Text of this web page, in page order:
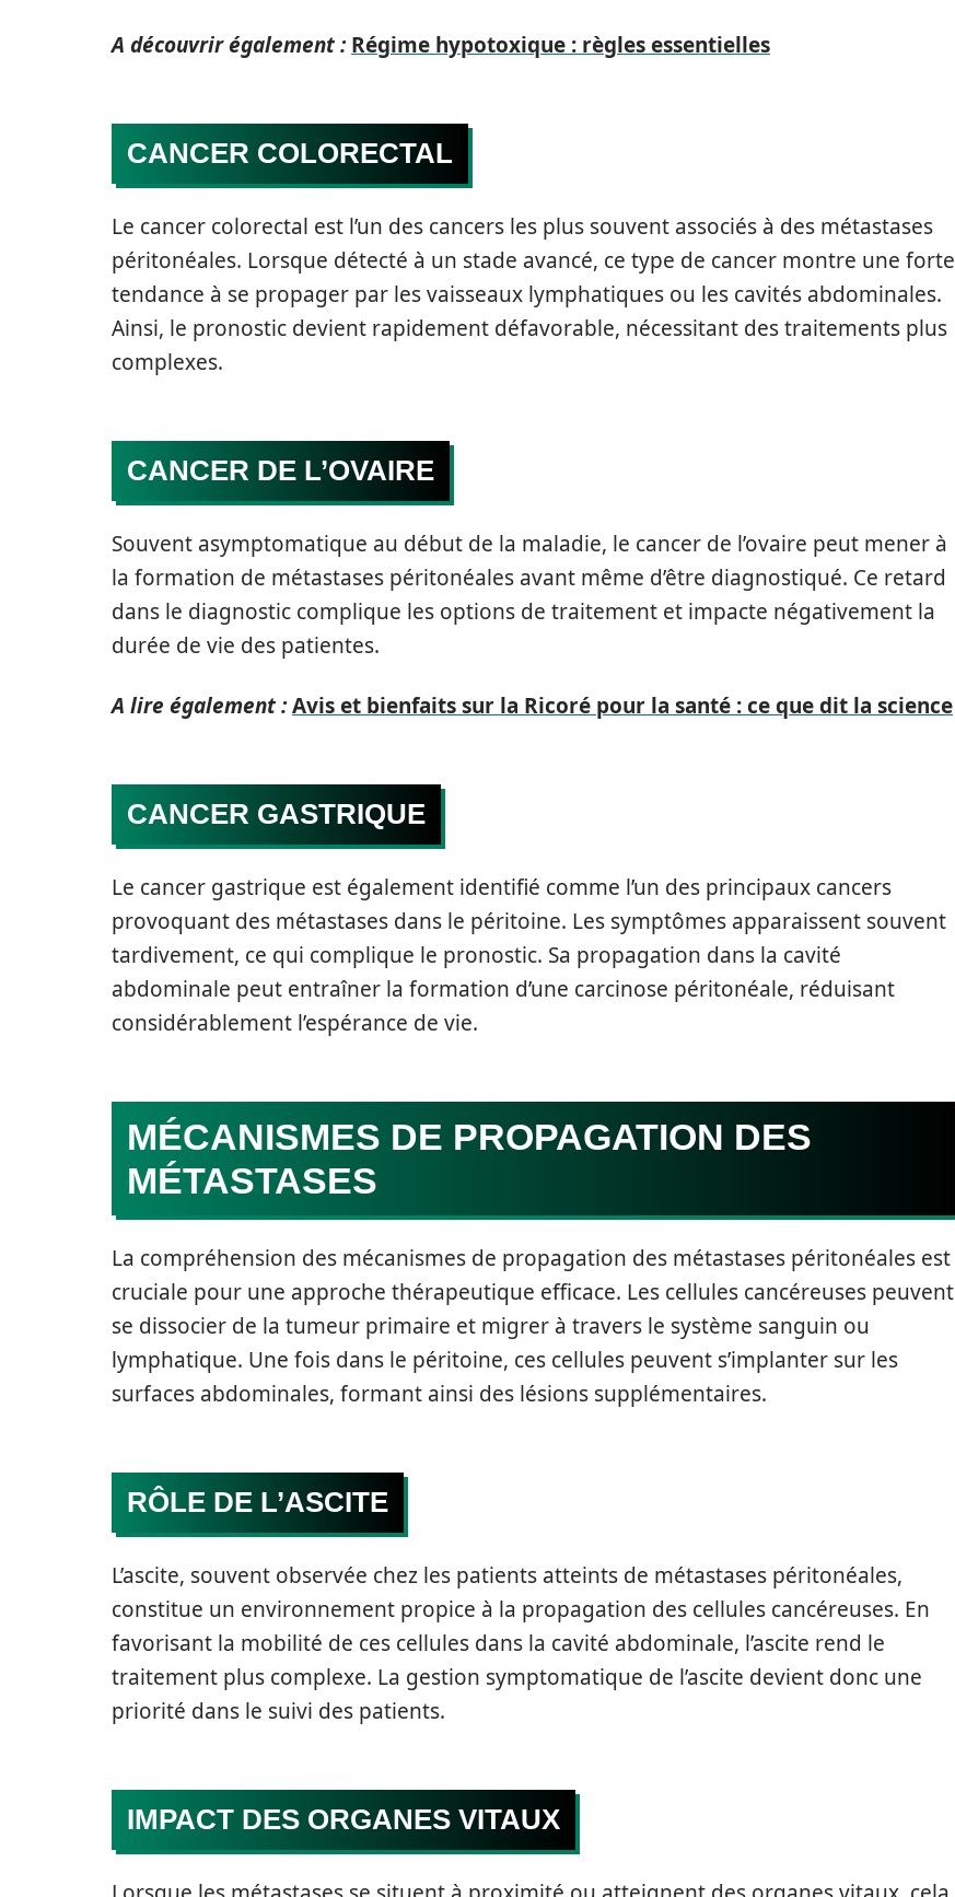
A découvrir également : Régime hypotoxique : règles essentielles
CANCER COLORECTAL
Le cancer colorectal est l’un des cancers les plus souvent associés à des métastases
péritonéales. Lorsque détecté à un stade avancé, ce type de cancer montre une forte
tendance à se propager par les vaisseaux lymphatiques ou les cavités abdominales.
Ainsi, le pronostic devient rapidement défavorable, nécessitant des traitements plus
complexes.
CANCER DE L’OVAIRE
Souvent asymptomatique au début de la maladie, le cancer de l’ovaire peut mener à
la formation de métastases péritonéales avant même d’être diagnostiqué. Ce retard
dans le diagnostic complique les options de traitement et impacte négativement la
durée de vie des patientes.
A lire également :Avis et bienfaits sur la Ricoré pour la santé : ce que dit la science
CANCER GASTRIQUE
Le cancer gastrique est également identifié comme l’un des principaux cancers
provoquant des métastases dans le péritoine. Les symptômes apparaissent souvent
tardivement, ce qui complique le pronostic. Sa propagation dans la cavité
abdominale peut entraîner la formation d’une carcinose péritonéale, réduisant
considérablement l’espérance de vie.
MÉCANISMES DE PROPAGATION DES
MÉTASTASES
La compréhension des mécanismes de propagation des métastases péritonéales est
cruciale pour une approche thérapeutique efficace. Les cellules cancéreuses peuvent
se dissocier de la tumeur primaire et migrer à travers le système sanguin ou
lymphatique. Une fois dans le péritoine, ces cellules peuvent s’implanter sur les
surfaces abdominales, formant ainsi des lésions supplémentaires.
RÔLE DE L’ASCITE
L’ascite, souvent observée chez les patients atteints de métastases péritonéales,
constitue un environnement propice à la propagation des cellules cancéreuses. En
favorisant la mobilité de ces cellules dans la cavité abdominale, l’ascite rend le
traitement plus complexe. La gestion symptomatique de l’ascite devient donc une
priorité dans le suivi des patients.
IMPACT DES ORGANES VITAUX